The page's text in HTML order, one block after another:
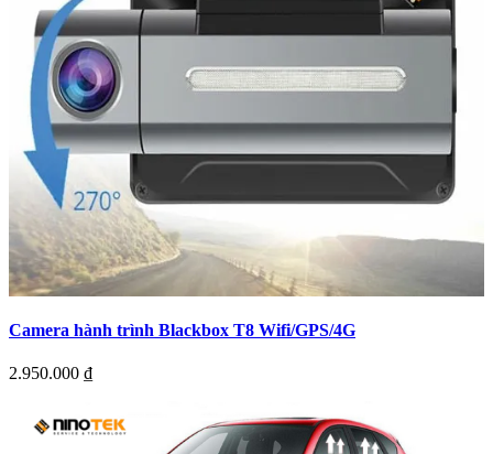
Camera hành trình Blackbox T8 Wifi/GPS/4G
2.950.000 ₫